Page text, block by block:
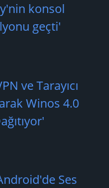
konsol
geçti'
ve Tarayıcı
Winos 4.0
Ses